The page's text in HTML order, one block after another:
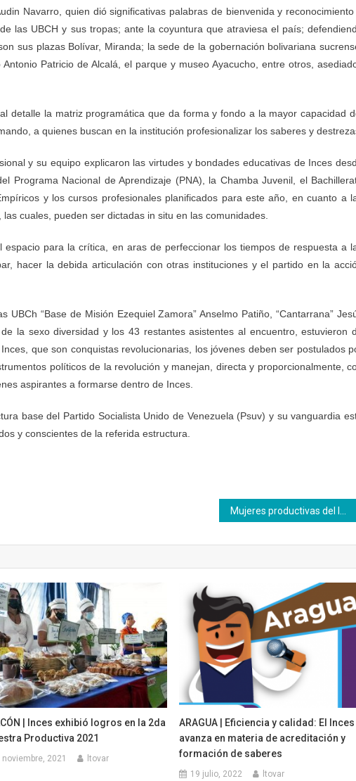
Navarro, quien dió significativas palabras de bienvenida y reconocimiento
las UBCH y sus tropas; ante la coyuntura que atraviesa el país;
sus plazas Bolívar, Miranda; la sede de la gobernación bolivariana
Patricio de Alcalá, el parque y museo Ayacucho, entre otros,
detalle la matriz programática que da forma y fondo a la mayor capacidad
a quienes buscan en la institución profesionalizar los saberes y
y su equipo explicaron las virtudes y bondades educativas de Inces
Programa Nacional de Aprendizaje (PNA), la Chamba Juvenil, el
y los cursos profesionales planificados para este año, en cuanto a
cuales, pueden ser dictadas in situ en las comunidades.
espacio para la crítica, en aras de perfeccionar los tiempos de respuesta a
hacer la debida articulación con otras instituciones y el partido en la
“Base de Misión Ezequiel Zamora” Anselmo Patiño, “Cantarrana”
la sexo diversidad y los 43 restantes asistentes al encuentro, estuvieron
que son conquistas revolucionarias, los jóvenes deben ser postulados
políticos de la revolución y manejan, directa y proporcionalmente,
aspirantes a formarse dentro de Inces.
base del Partido Socialista Unido de Venezuela (Psuv) y su vanguardia
y conscientes de la referida estructura.
| Inces exhibió logros en la 2da
Productiva 2021
noviembre, 2021 ltovar
ARAGUA | Eficiencia y calidad: El Inces
avanza en materia de acreditación y
formación de saberes
19 julio, 2022 ltovar